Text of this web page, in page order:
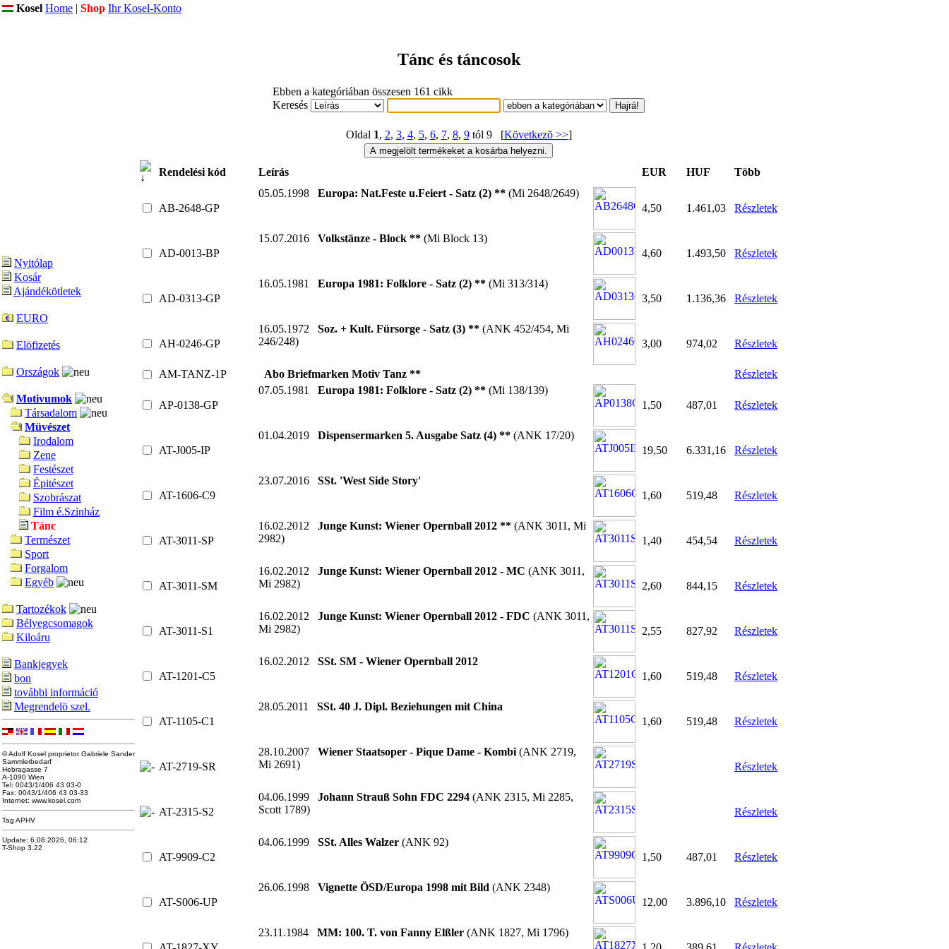
Kosel Home | Shop Ihr Kosel-Konto
Nyitólap
Kosár
Ajándékötletek
EURO
Elöfizetés
Országok
Motivumok
Társadalom
Müvészet
Irodalom
Zene
Festészet
Épitészet
Szobrászat
Film é.Szinház
Tánc
Természet
Sport
Forgalom
Egyéb
Tartozékok
Bélyegcsomagok
Kiloáru
Bankjegyek
bon
további információ
Megrendelö szel.
© Adolf Kosel proprietor Gabriele Sander
Sammlerbedarf
Hebragasse 7
A-1090 Wien
Tel: 0043/1/406 43 03-0
Fax: 0043/1/406 43 03-33
Internet: www.kosel.com
Tag APHV
Update: 6.08.2026, 06:12
T-Shop 3.22
Tánc és táncosok
Ebben a kategóriában összesen 161 cikk
Keresés
Oldal 1, 2, 3, 4, 5, 6, 7, 8, 9tól 9 [Következõ >>]
Rendelési kód Leírás EUR HUF Több
AB-2648-GP
05.05.1998 Europa: Nat.Feste u.Feiert - Satz (2) ** (Mi 2648/2649)
4,50
1.461,03 Részletek
AD-0013-BP
15.07.2016 Volkstänze - Block ** (Mi Block 13)
4,60
1.493,50 Részletek
AD-0313-GP
16.05.1981 Europa 1981: Folklore - Satz (2) ** (Mi 313/314)
3,50
1.136,36 Részletek
AH-0246-GP
16.05.1972 Soz. + Kult. Fürsorge - Satz (3) ** (ANK 452/454, Mi
246/248)
3,00 974,02 Részletek
AM-TANZ-1P Abo Briefmarken Motiv Tanz ** Részletek
AP-0138-GP
07.05.1981 Europa 1981: Folklore - Satz (2) ** (Mi 138/139)
1,50
487,01 Részletek
AT-J005-IP
01.04.2019 Dispensermarken 5. Ausgabe Satz (4) ** (ANK 17/20)
19,50
6.331,16 Részletek
AT-1606-C9
23.07.2016 SSt. 'West Side Story'
1,60
519,48 Részletek
AT-3011-SP
16.02.2012 Junge Kunst: Wiener Opernball 2012 ** (ANK 3011, Mi
2982)
1,40 454,54 Részletek
AT-3011-SM
16.02.2012 Junge Kunst: Wiener Opernball 2012 - MC (ANK 3011,
Mi 2982)
2,60 844,15 Részletek
AT-3011-S1
16.02.2012 Junge Kunst: Wiener Opernball 2012 - FDC (ANK 3011,
Mi 2982)
2,55 827,92 Részletek
AT-1201-C5
16.02.2012 SSt. SM - Wiener Opernball 2012
1,60
519,48 Részletek
AT-1105-C1
28.05.2011 SSt. 40 J. Dipl. Beziehungen mit China
1,60
519,48 Részletek
AT-2719-SR
28.10.2007 Wiener Staatsoper - Pique Dame - Kombi (ANK 2719,
Mi 2691)
Részletek
AT-2315-S2
04.06.1999 Johann Strauß Sohn FDC 2294 (ANK 2315, Mi 2285,
Scott 1789)
Részletek
AT-9909-C2
04.06.1999 SSt. Alles Walzer (ANK 92)
1,50
487,01 Részletek
AT-S006-UP
26.06.1998 Vignette ÖSD/Europa 1998 mit Bild (ANK 2348)
12,00
3.896,10 Részletek
23.11.1984 MM: 100. T. von Fanny Elßler (ANK 1827, Mi 1796)